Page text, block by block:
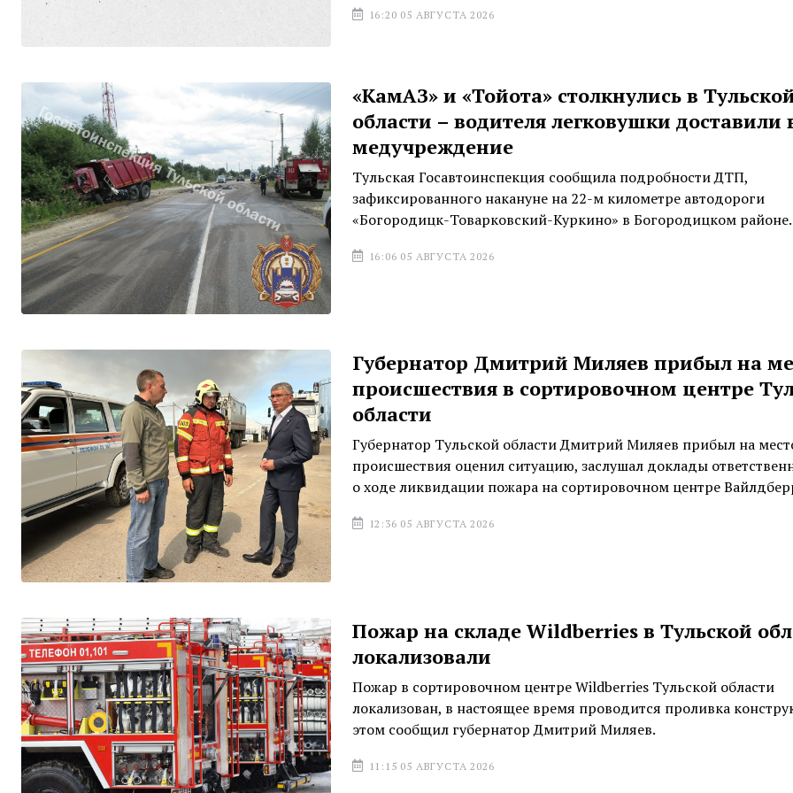
16:20 05 АВГУСТА 2026
«КамАЗ» и «Тойота» столкнулись в
области – водителя легковушки доставили
медучреждение
Тульская Госавтоинспекция сообщила подробности ДТП,
зафиксированного накануне на 22-м километре автодороги
«Богородицк-Товарковский-Куркино» в Богородицком районе.
16:06 05 АВГУСТА 2026
Губернатор Дмитрий Миляев прибыл на
происшествия в сортировочном центре
области
Губернатор Тульской области Дмитрий Миляев прибыл на
происшествия оценил ситуацию, заслушал доклады
о ходе ликвидации пожара на сортировочном центре
12:36 05 АВГУСТА 2026
Пожар на складе Wildberries в Тульской
локализовали
Пожар в сортировочном центре Wildberries Тульской области
локализован, в настоящее время проводится проливка
этом сообщил губернатор Дмитрий Миляев.
11:15 05 АВГУСТА 2026